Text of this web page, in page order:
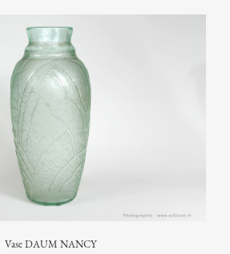
Vase DAUM NANCY